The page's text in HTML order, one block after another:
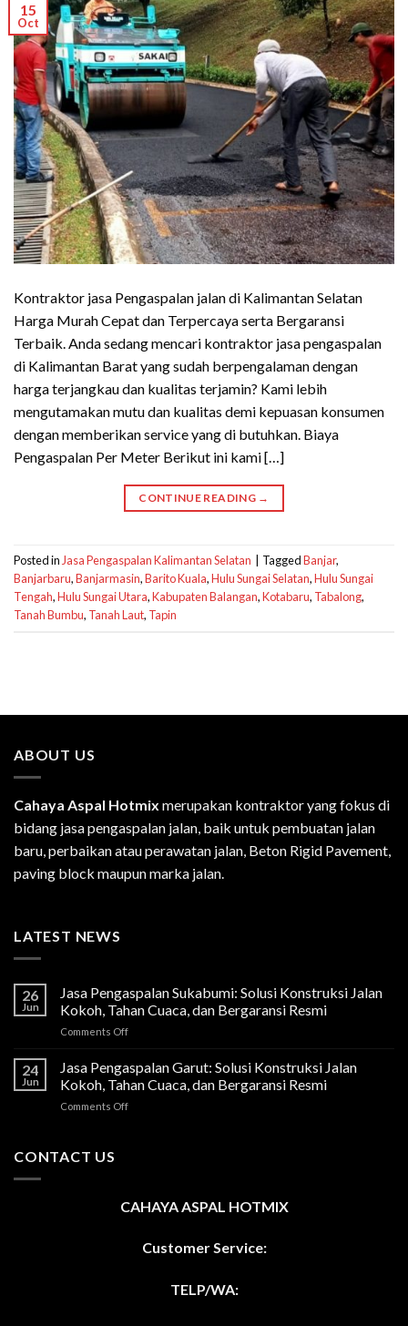
15
Oct
Kontraktor jasa Pengaspalan jalan di Kalimantan Selatan
Harga Murah Cepat dan Terpercaya serta Bergaransi
Terbaik. Anda sedang mencari kontraktor jasa pengaspalan
di Kalimantan Barat yang sudah berpengalaman dengan
harga terjangkau dan kualitas terjamin? Kami lebih
mengutamakan mutu dan kualitas demi kepuasan konsumen
dengan memberikan service yang di butuhkan. Biaya
Pengaspalan Per Meter Berikut ini kami […]
CONTINUE READING →
Posted inJasa Pengaspalan Kalimantan Selatan TaggedBanjar,
Banjarbaru,Banjarmasin,Barito Kuala,Hulu Sungai Selatan,Hulu Sungai
Tengah,Hulu Sungai Utara,Kabupaten Balangan,Kotabaru, Tabalong,
Tanah Bumbu, Tanah Laut, Tapin
ABOUT US
Cahaya Aspal Hotmix merupakan kontraktor yang fokus di
bidang jasa pengaspalan jalan, baik untuk pembuatan jalan
baru, perbaikan atau perawatan jalan, Beton Rigid Pavement,
paving block maupun marka jalan.
LATEST NEWS
26
Jun
Jasa Pengaspalan Sukabumi: Solusi Konstruksi Jalan
Kokoh, Tahan Cuaca, dan Bergaransi Resmi
Comments Offon
Pengaspalan
Sukabumi:
Solusi
Konstruksi
Bergaransi
Resmi
24
Jun
Jasa Pengaspalan Garut: Solusi Konstruksi Jalan
Kokoh, Tahan Cuaca, dan Bergaransi Resmi
Comments Offon
Kokoh,
Cuaca,
CONTACT US
CAHAYA ASPAL HOTMIX
Customer Service:
TELP/WA: